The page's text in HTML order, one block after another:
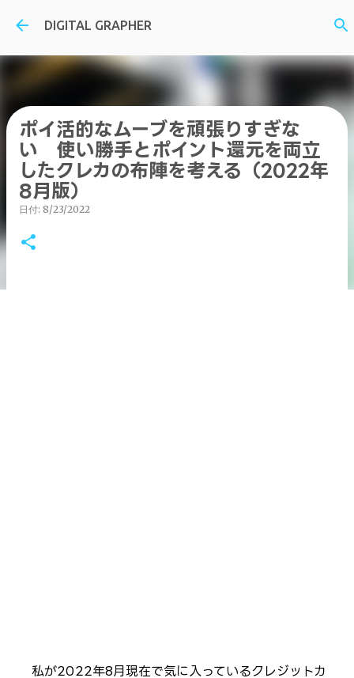
スキップしてメイン コンテンツに移動
DIGITAL GRAPHER
ポイ活的なムーブを頑張りすぎな
い 使い勝手とポイント還元を両立
したクレカの布陣を考える（2022年
8月版）
日付: 8/23/2022
私が2022年8月現在で気に入っているクレジットカ